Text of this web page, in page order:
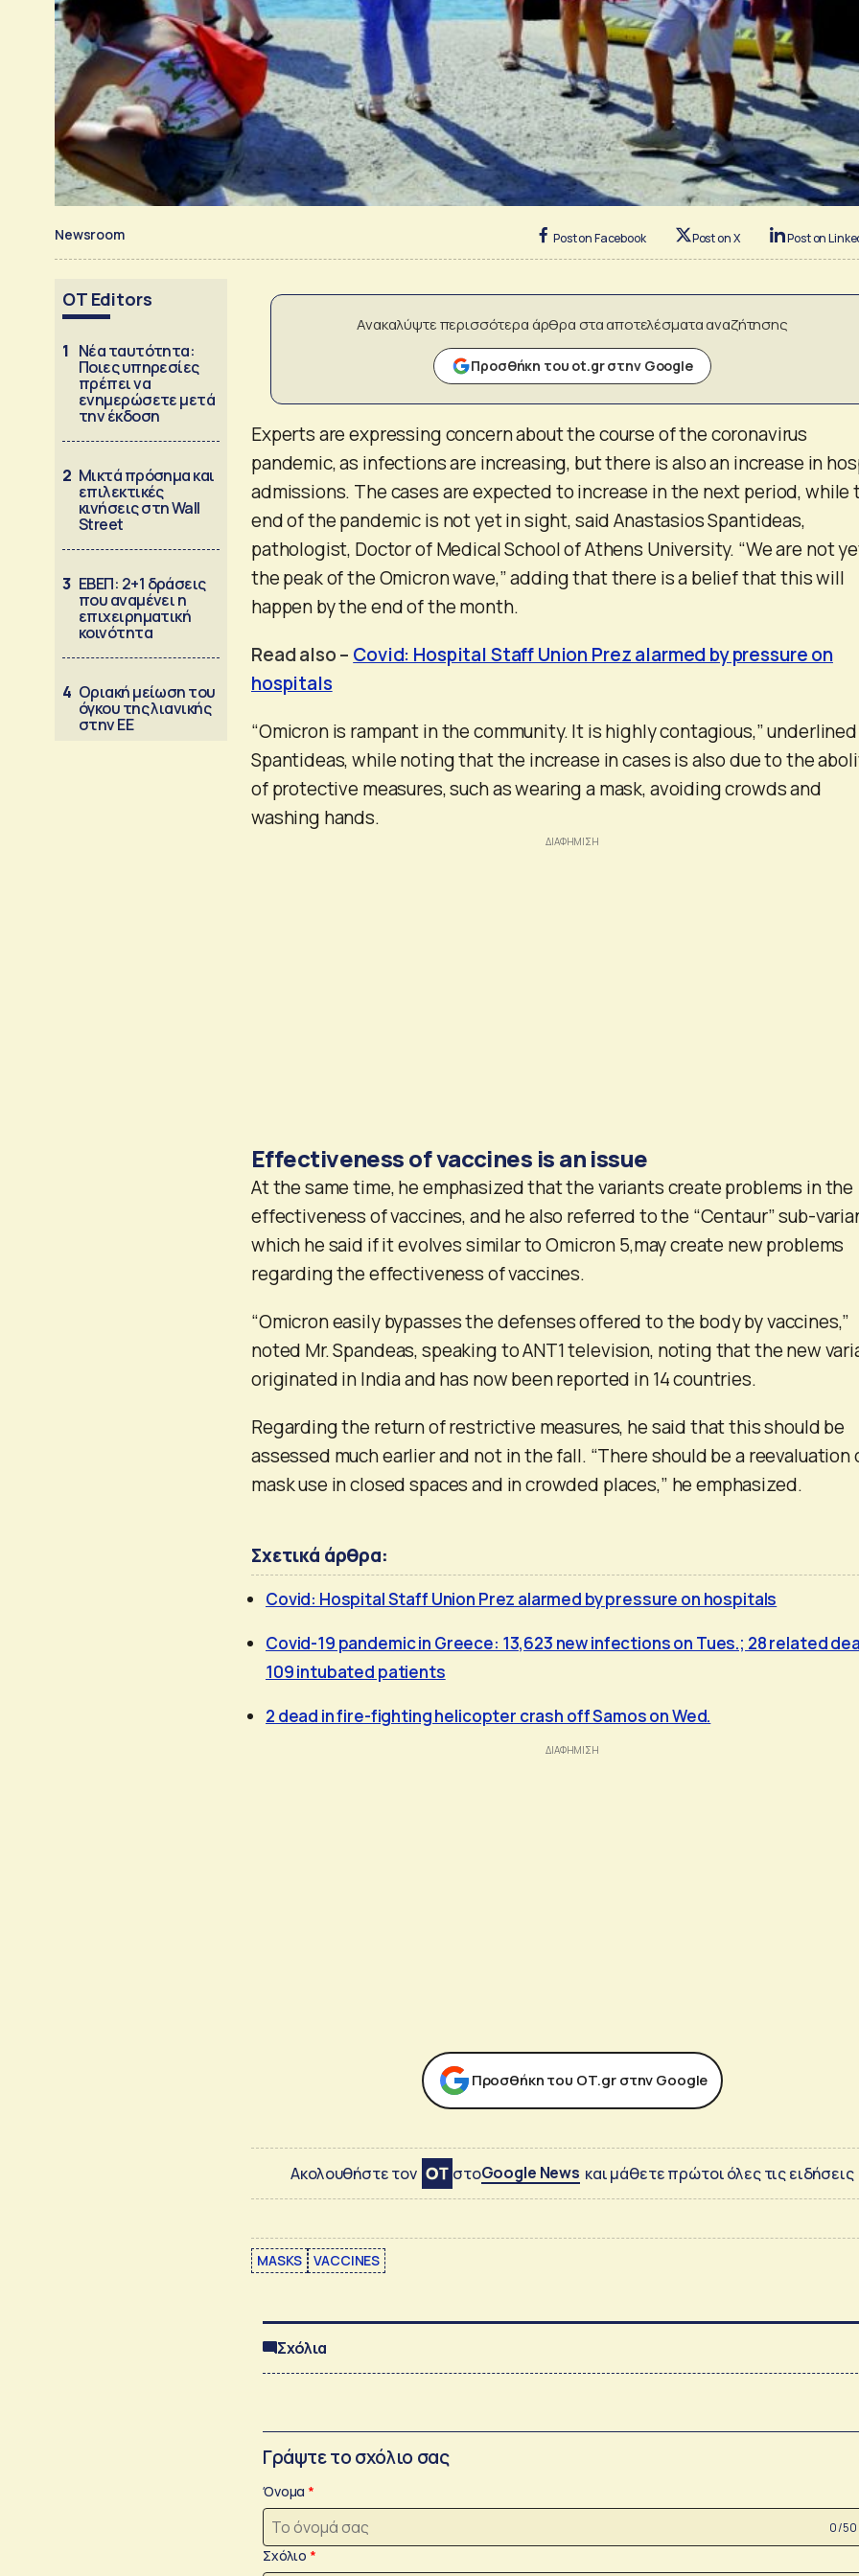
Newsroom Post on Facebook Post on X Post on
OT Editors
1 Νέα ταυτότητα:
Ποιες υπηρεσίες
πρέπει να
ενημερώσετε μετά
την έκδοση
2 Μικτά πρόσημα και
επιλεκτικές
κινήσεις στη Wall
Street
3 ΕΒΕΠ: 2+1 δράσεις
που αναμένει η
επιχειρηματική
κοινότητα
4 Οριακή μείωση του
όγκου της λιανικής
στην ΕΕ
Ανακαλύψτε περισσότερα άρθρα στα αποτελέσματα αναζήτησης
Προσθήκη του ot.gr στην Google
Experts are expressing concern about the course of the coronavirus
pandemic, as infections are increasing, but there is also an increase in
admissions. The cases are expected to increase in the next period, while
end of the pandemic is not yet in sight, said Anastasios Spantideas,
pathologist, Doctor of Medical School of Athens University. “We are not
the peak of the Omicron wave,” adding that there is a belief that this will
happen by the end of the month.
Read also – Covid: Hospital Staff Union Prez alarmed by pressure on
hospitals
“Omicron is rampant in the community. It is highly contagious,” underlined
Spantideas, while noting that the increase in cases is also due to the
of protective measures, such as wearing a mask, avoiding crowds and
washing hands.
Effectiveness of vaccines is an issue
At the same time, he emphasized that the variants create problems in the
effectiveness of vaccines, and he also referred to the “Centaur” sub-
which he said if it evolves similar to Omicron 5,may create new problems
regarding the effectiveness of vaccines.
“Omicron easily bypasses the defenses offered to the body by vaccines,”
noted Mr. Spandeas, speaking to ANT1 television, noting that the new
originated in India and has now been reported in 14 countries.
Regarding the return of restrictive measures, he said that this should be
assessed much earlier and not in the fall. “There should be a reevaluation
mask use in closed spaces and in crowded places,” he emphasized.
Σχετικά άρθρα:
Covid: Hospital Staff Union Prez alarmed by pressure on hospitals
Covid-19 pandemic in Greece: 13,623 new infections on Tues.; 28 related
109 intubated patients
2 dead in fire-fighting helicopter crash off Samos on Wed.
Προσθήκη του ΟΤ.gr στην Google
Ακολουθήστε τον στοGoogle News και μάθετε πρώτοι όλες τις ειδήσεις
MASKS VACCINES
Σχόλια
Γράψτε το σχόλιο σας
Όνομα
0 /50
Σχόλιο